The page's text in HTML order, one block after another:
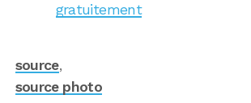
gratuitement
source,
source photo